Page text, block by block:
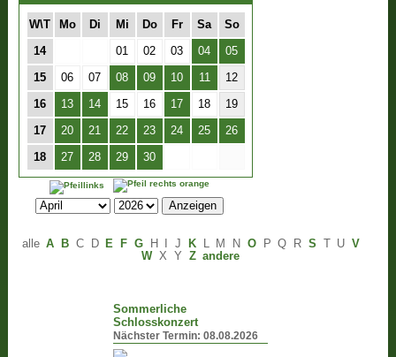
W\T Mo Di Mi Do Fr Sa So
14 01 02 03 04 05
15 06 07 08 09 10 11 12
16 13 14 15 16 17 18 19
17 20 21 22 23 24 25 26
18 27 28 29 30
alle A B C D E F G H J K L M N O P Q R S U V
W X Y Z andere
Sommerliche
Schlosskonzert
Nächster Termin:08.08.2026